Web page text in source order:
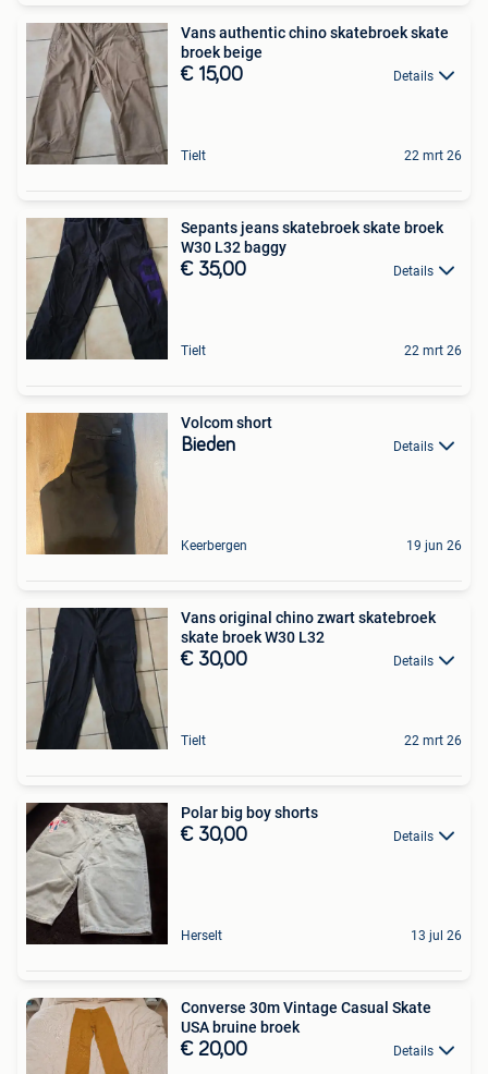
Vans authentic chino skatebroek skate
broek beige
€ 15,00 Details
Tielt 22 mrt 26
Sepants jeans skatebroek skate broek
W30 L32 baggy
€ 35,00 Details
Tielt 22 mrt 26
Volcom short
Bieden Details
Keerbergen 19 jun 26
Vans original chino zwart skatebroek
skate broek W30 L32
€ 30,00 Details
Tielt 22 mrt 26
Polar big boy shorts
€ 30,00 Details
Herselt 13 jul 26
Converse 30m Vintage Casual Skate
USA bruine broek
€ 20,00 Details